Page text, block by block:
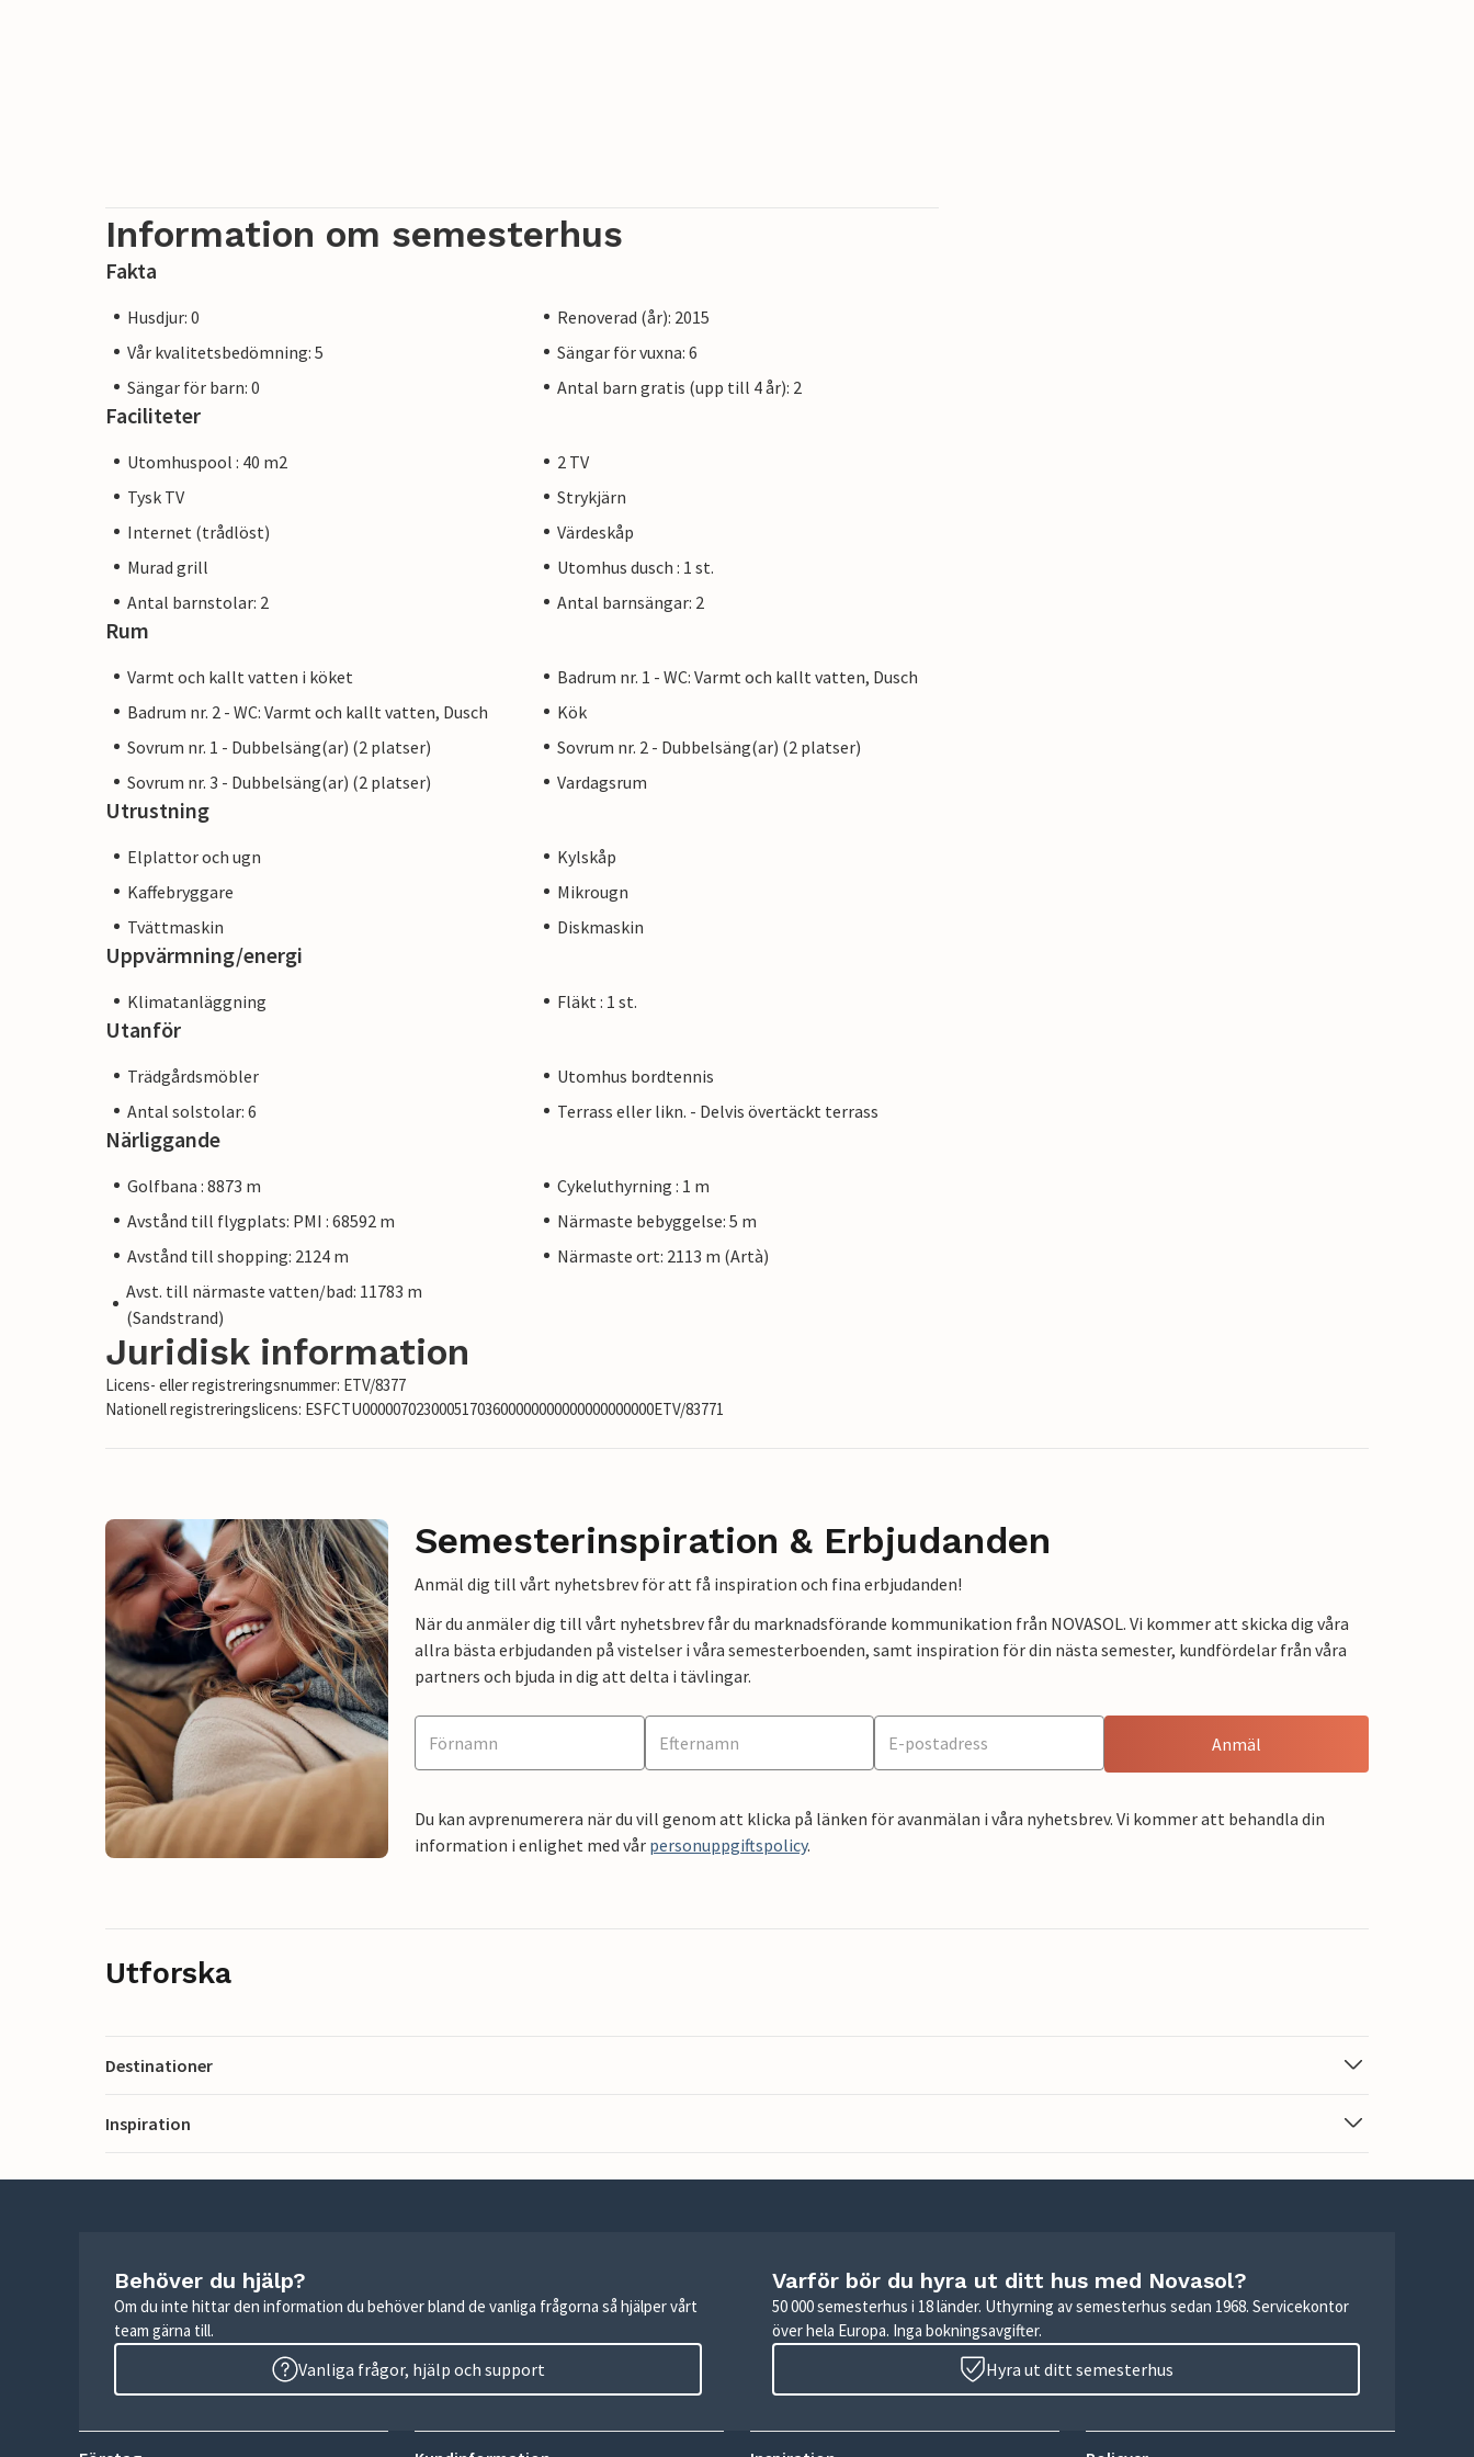
Information om semesterhus
Fakta
Husdjur: 0
Renoverad (år): 2015
Vår kvalitetsbedömning: 5
Sängar för vuxna: 6
Sängar för barn: 0
Antal barn gratis (upp till 4 år): 2
Faciliteter
Utomhuspool : 40 m2
2 TV
Tysk TV
Strykjärn
Internet (trådlöst)
Värdeskåp
Murad grill
Utomhus dusch : 1 st.
Antal barnstolar: 2
Antal barnsängar: 2
Rum
Varmt och kallt vatten i köket
Badrum nr. 1 - WC: Varmt och kallt vatten, Dusch
Badrum nr. 2 - WC: Varmt och kallt vatten, Dusch
Kök
Sovrum nr. 1 - Dubbelsäng(ar) (2 platser)
Sovrum nr. 2 - Dubbelsäng(ar) (2 platser)
Sovrum nr. 3 - Dubbelsäng(ar) (2 platser)
Vardagsrum
Utrustning
Elplattor och ugn
Kylskåp
Kaffebryggare
Mikrougn
Tvättmaskin
Diskmaskin
Uppvärmning/energi
Klimatanläggning Fläkt : 1 st.
Utanför
Trädgårdsmöbler
Utomhus bordtennis
Antal solstolar: 6
Terrass eller likn. - Delvis övertäckt terrass
Närliggande
Golfbana : 8873 m
Cykeluthyrning : 1 m
Avstånd till flygplats: PMI : 68592 m
Närmaste bebyggelse: 5 m
Avstånd till shopping: 2124 m
Närmaste ort: 2113 m (Artà)
Avst. till närmaste vatten/bad: 11783 m
(Sandstrand)
Juridisk information
Licens- eller registreringsnummer: ETV/8377
Nationell registreringslicens: ESFCTU00000702300051703600000000000000000000ETV/83771
Semesterinspiration & Erbjudanden
Anmäl dig till vårt nyhetsbrev för att få inspiration och fina erbjudanden!
När du anmäler dig till vårt nyhetsbrev får du marknadsförande kommunikation från NOVASOL. Vi kommer att skicka dig våra
allra bästa erbjudanden på vistelser i våra semesterboenden, samt inspiration för din nästa semester, kundfördelar från våra
partners och bjuda in dig att delta i tävlingar.
Anmäl
Du kan avprenumerera när du vill genom att klicka på länken för avanmälan i våra nyhetsbrev. Vi kommer att behandla din
information i enlighet med vår personuppgiftspolicy.
Utforska
Destinationer
Inspiration
Behöver du hjälp?
Om du inte hittar den information du behöver bland de vanliga frågorna så hjälper vårt
team gärna till.
Vanliga frågor, hjälp och support
Varför bör du hyra ut ditt hus med Novasol?
50 000 semesterhus i 18 länder. Uthyrning av semesterhus sedan 1968. Servicekontor
över hela Europa. Inga bokningsavgifter.
Hyra ut ditt semesterhus